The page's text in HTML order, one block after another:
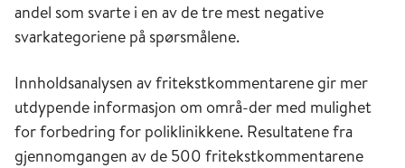
andel som svarte i en av de tre mest negative
svarkategoriene på spørsmålene.
Innholdsanalysen av fritekstkommentarene gir mer
utdypende informasjon om områ-der med mulighet
for forbedring for poliklinikkene. Resultatene fra
gjennomgangen av de 500 fritekstkommentarene